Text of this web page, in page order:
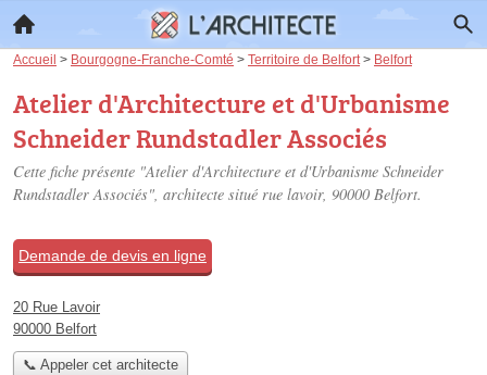
Accueil > Bourgogne-Franche-Comté > Territoire de Belfort > Belfort
Atelier d'Architecture et d'Urbanisme
Schneider Rundstadler Associés
Cette fiche présente "Atelier d'Architecture et d'Urbanisme Schneider
Rundstadler Associés", architecte situé rue lavoir, 90000 Belfort.
Demande de devis en ligne
20 Rue Lavoir
90000 Belfort
📞 Appeler cet architecte